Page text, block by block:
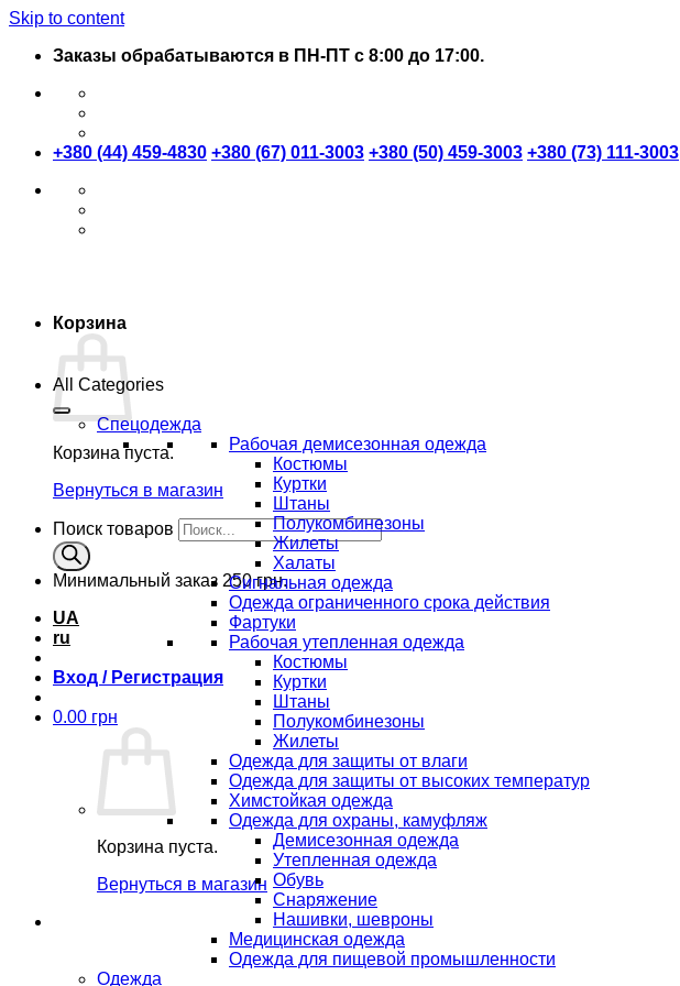
Skip to content
Заказы обрабатываются в ПН-ПТ с 8:00 до 17:00.
+380 (44) 459-4830 +380 (67) 011-3003 +380 (50) 459-3003 +380 (73) 111-3003
Корзина
Корзина пуста.
Вернуться в магазин
Поиск товаров
Минимальный заказ 250 грн.
UA
ru
Вход / Регистрация
0.00 грн
Корзина пуста.
Вернуться в магазин
All Categories
Спецодежда
Рабочая демисезонная одежда
Костюмы
Куртки
Штаны
Полукомбинезоны
Жилеты
Халаты
Сигнальная одежда
Одежда ограниченного срока действия
Фартуки
Рабочая утепленная одежда
Костюмы
Куртки
Штаны
Полукомбинезоны
Жилеты
Одежда для защиты от влаги
Одежда для защиты от высоких температур
Химстойкая одежда
Одежда для охраны, камуфляж
Демисезонная одежда
Утепленная одежда
Обувь
Снаряжение
Нашивки, шевроны
Медицинская одежда
Одежда для пищевой промышленности
Одежда